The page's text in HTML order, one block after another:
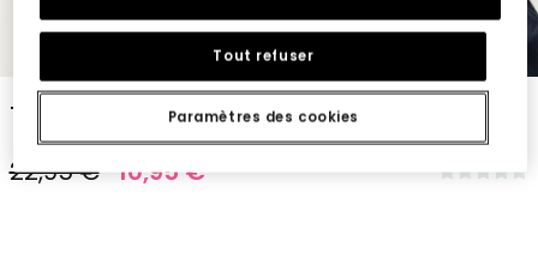
T-shirt en tricot pour fille en bleu marine
22,95 €
10,95 €
Paramètres des cookies
Tout refuser